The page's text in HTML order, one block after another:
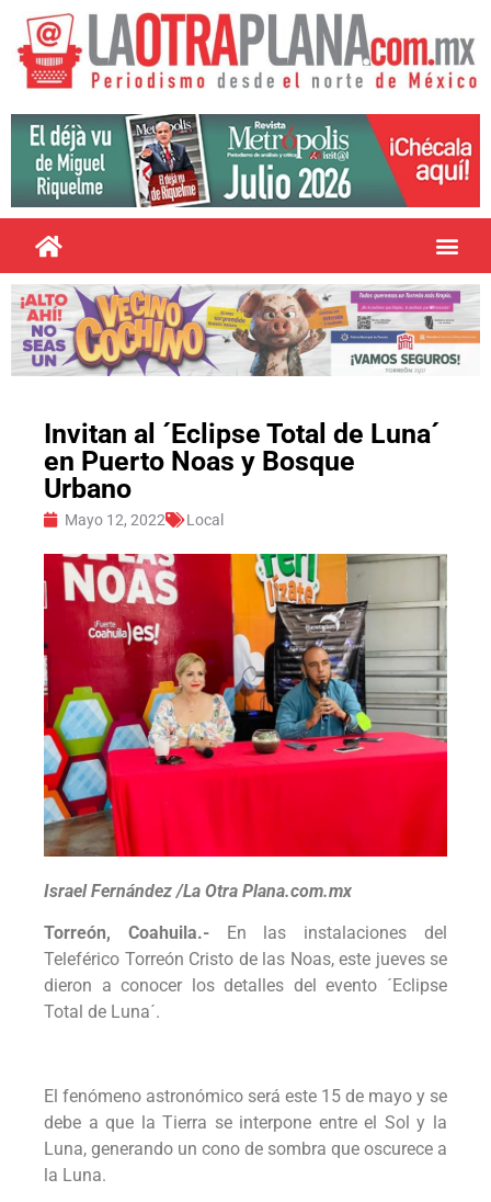
Invitan al ´Eclipse Total de Luna´
en Puerto Noas y Bosque
Urbano
Mayo 12, 2022 Local
Israel Fernández /La Otra Plana.com.mx
Torreón, Coahuila.-En las instalaciones del
Teleférico Torreón Cristo de las Noas, este jueves se
dieron a conocer los detalles del evento ´Eclipse
Total de Luna´.
El fenómeno astronómico será este 15 de mayo y se
debe a que la Tierra se interpone entre el Sol y la
Luna, generando un cono de sombra que oscurece a
la Luna.